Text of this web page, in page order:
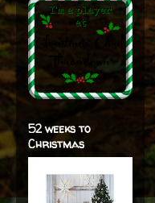
52 weeks to
Christmas